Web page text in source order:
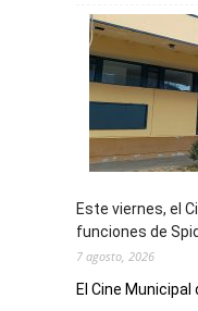
su
como
destino
de
y
Este viernes, el
funciones de
7 agosto, 2026
El Cine